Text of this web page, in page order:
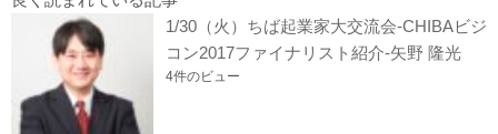
1/30（火）ちば起業家大交流会-CHIBAビジ
コン2017ファイナリスト紹介-矢野 隆光
4件のビュー